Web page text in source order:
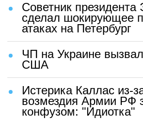
Советник президента
сделал шокирующее
атаках на Петербург
ЧП на Украине
США
Истерика Каллас из-
возмездия Армии РФ
конфузом: "Идиотка"